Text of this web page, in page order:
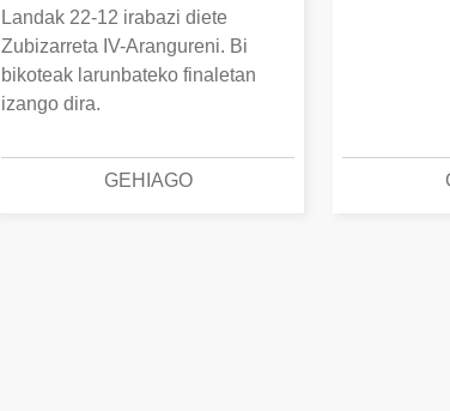
Landak 22-12 irabazi diete
Zubizarreta IV-Arangureni. Bi
bikoteak larunbateko finaletan
izango dira.
GEHIAGO